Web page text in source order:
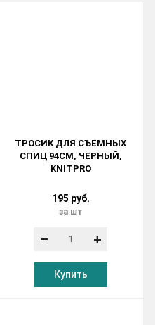
ТРОСИК ДЛЯ СЪЕМНЫХ
СПИЦ 94СМ, ЧЕРНЫЙ,
KNITPRO
195 руб.
за шт
– +
Купить